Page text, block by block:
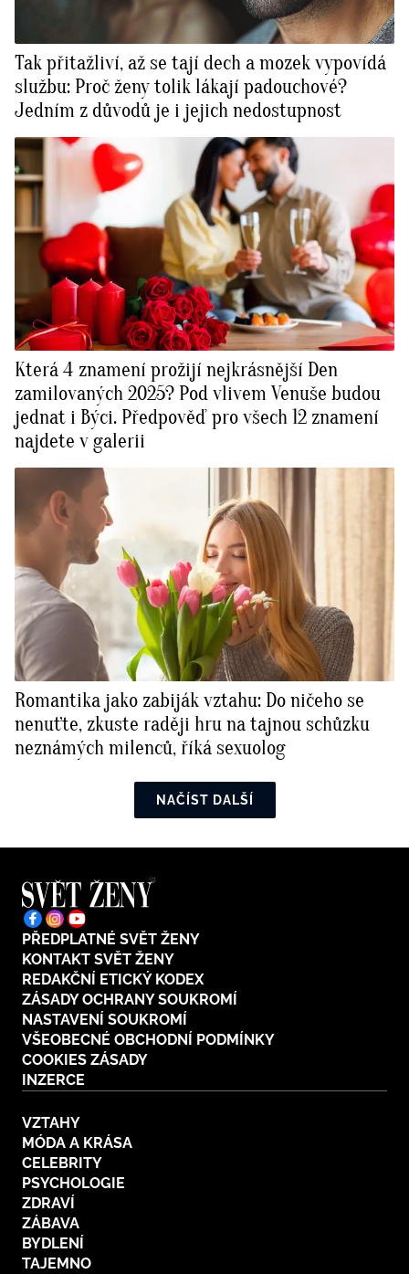
Tak přitažliví, až se tají dech a mozek vypovídá
službu: Proč ženy tolik lákají padouchové?
Jedním z důvodů je i jejich nedostupnost
Která 4 znamení prožijí nejkrásnější Den
zamilovaných 2025? Pod vlivem Venuše budou
jednat i Býci. Předpověď pro všech 12 znamení
najdete v galerii
Romantika jako zabiják vztahu: Do ničeho se
nenuťte, zkuste raději hru na tajnou schůzku
neznámých milenců, říká sexuolog
NAČÍST DALŠÍ
PŘEDPLATNÉ SVĚT ŽENY
KONTAKT SVĚT ŽENY
REDAKČNÍ ETICKÝ KODEX
ZÁSADY OCHRANY SOUKROMÍ
NASTAVENÍ SOUKROMÍ
VŠEOBECNÉ OBCHODNÍ PODMÍNKY
COOKIES ZÁSADY
INZERCE
VZTAHY
MÓDA A KRÁSA
CELEBRITY
PSYCHOLOGIE
ZDRAVÍ
ZÁBAVA
BYDLENÍ
TAJEMNO